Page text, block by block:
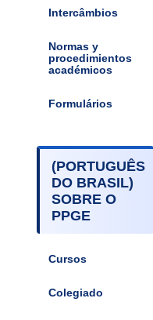
Intercâmbios
Normas y
procedimientos
académicos
Formulários
(PORTUGUÊS
DO BRASIL)
SOBRE O
PPGE
Cursos
Colegiado